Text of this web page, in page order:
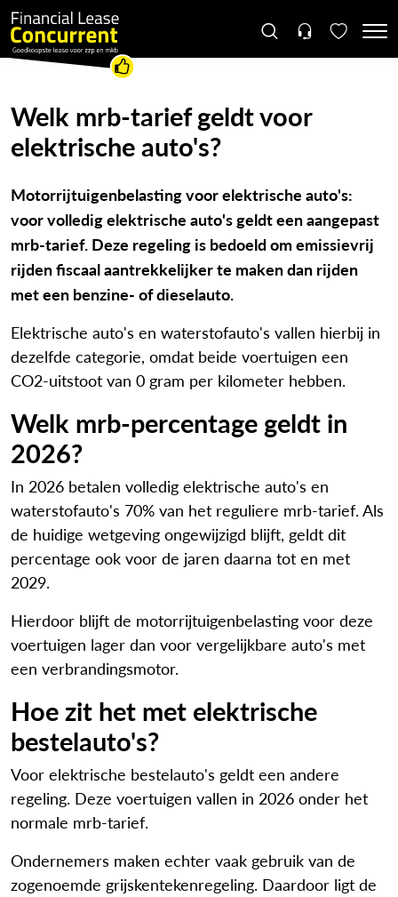
Welk mrb-tarief geldt voor
elektrische auto's?
Motorrijtuigenbelasting voor elektrische auto's:
voor volledig elektrische auto's geldt een aangepast
mrb-tarief. Deze regeling is bedoeld om emissievrij
rijden fiscaal aantrekkelijker te maken dan rijden
met een benzine- of dieselauto.
Elektrische auto's en waterstofauto's vallen hierbij in
dezelfde categorie, omdat beide voertuigen een
CO2-uitstoot van 0 gram per kilometer hebben.
Welk mrb-percentage geldt in
2026?
In 2026 betalen volledig elektrische auto's en
waterstofauto's 70% van het reguliere mrb-tarief. Als
de huidige wetgeving ongewijzigd blijft, geldt dit
percentage ook voor de jaren daarna tot en met
2029.
Hierdoor blijft de motorrijtuigenbelasting voor deze
voertuigen lager dan voor vergelijkbare auto's met
een verbrandingsmotor.
Hoe zit het met elektrische
bestelauto's?
Voor elektrische bestelauto's geldt een andere
regeling. Deze voertuigen vallen in 2026 onder het
normale mrb-tarief.
Ondernemers maken echter vaak gebruik van de
zogenoemde grijskentekenregeling. Daardoor ligt de